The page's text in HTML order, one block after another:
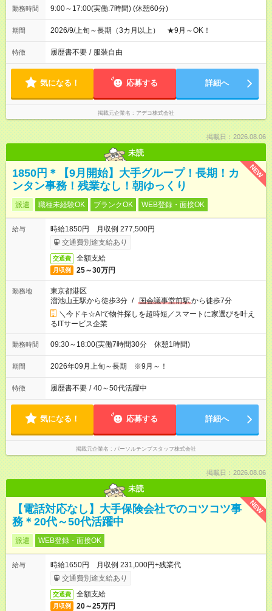
勤務時間 9:00～17:00(実働:7時間) (休憩60分)
期間 2026/9/上旬～長期（3カ月以上） ★9月～OK！
特徴 履歴書不要 / 服装自由
気になる！ 応募する 詳細へ
掲載元企業名 アデコ株式会社
掲載日：2026.08.06
未読
NEW
1850円＊【9月開始】大手グループ！長期！カ
ンタン事務！残業なし！朝ゆっくり
派遣 職種未経験OK ブランクOK WEB登録・面接OK
給与
時給1850円 月収例 277,500円
交通費別途支給あり
交通費 全額支給
月収例 25～30万円
勤務地
東京都港区
溜池山王駅から徒歩3分 / 国会議事堂前駅から徒歩7分
＼今ドキ☆AIで物件探しを超時短／スマートに家選びを叶え
るITサービス企業
勤務時間 09:30～18:00(実働7時間30分 休憩1時間)
期間 2026年09月上旬～長期 ※9月～！
特徴 履歴書不要 / 40～50代活躍中
気になる！ 応募する 詳細へ
掲載元企業名 パーソルテンプスタッフ株式会社
掲載日：2026.08.06
未読
NEW
【電話対応なし】大手保険会社でのコツコツ事
務＊20代～50代活躍中
派遣 WEB登録・面接OK
給与
時給1650円 月収例 231,000円+残業代
交通費別途支給あり
交通費 全額支給
月収例 20～25万円